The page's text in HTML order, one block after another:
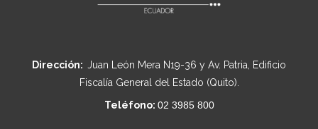
Dirección: Juan León Mera N19-36 y Av. Patria, Edificio
Fiscalía General del Estado (Quito).
Teléfono: 02 3985 800